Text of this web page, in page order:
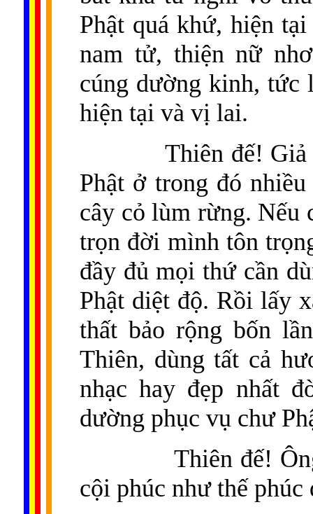
Phật quá khứ, hiện
nam tử, thiện nữ
cúng dường kinh, tức
hiện tại và vị lai.
Thiên đế!
Phật ở trong đó
cây cỏ lùm rừng. Nếu
trọn đời mình tôn
đầy đủ mọi thứ cần
Phật diệt độ. Rồi lấy
thất bảo rộng bốn
Thiên, dùng tất cả
nhạc hay đẹp nhất
dường phục vụ chư
Thiên đế!
cội phúc như thế phúc